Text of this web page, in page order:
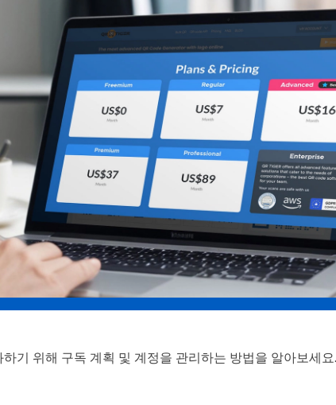
기 위해 구독 계획 및 계정을 관리하는 방법을 알아보세요.